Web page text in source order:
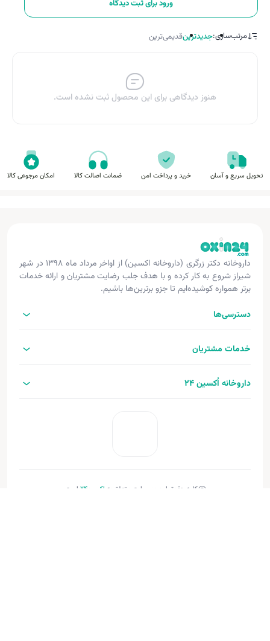
ورود برای ثبت دیدگاه
مرتب‌سازی:جدیدترینقدیمی‌ترین
هنوز دیدگاهی برای این محصول ثبت نشده است.
تحویل سریع و آسان خرید و پرداخت امن ضمانت اصالت کالا امکان مرجوعی کالا
داروخانه دکتر زرگری (داروخانه اکسین) از اواخر مرداد ماه ۱۳۹۸ در شهر
شیراز شروع به کار کرده و با هدف جلب رضایت مشتریان و ارائه خدمات
برتر همواره کوشیده‌ایم تا جزو برترین‌ها باشیم.
دسترسی‌ها
خدمات مشتریان
داروخانه اُکسین 24
کلیه حقوق این وب‌سایت متعلق به اکسین‌24
است.